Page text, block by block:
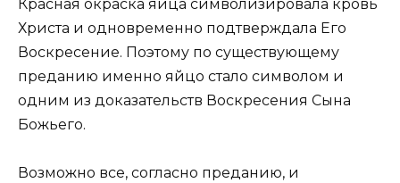
Красная окраска яйца символизировала кровь
Христа и одновременно подтверждала Его
Воскресение. Поэтому по существующему
преданию именно яйцо стало символом и
одним из доказательств Воскресения Сына
Божьего.
Возможно все, согласно преданию, и